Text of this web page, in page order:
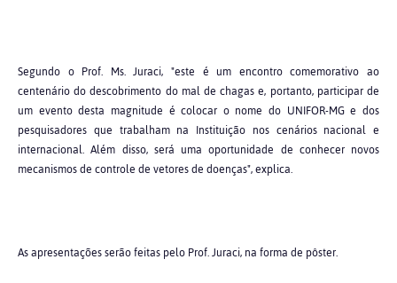
Segundo o Prof. Ms. Juraci, "este é um encontro comemorativo ao
centenário do descobrimento do mal de chagas e, portanto, participar de
um evento desta magnitude é colocar o nome do UNIFOR-MG e dos
pesquisadores que trabalham na Instituição nos cenários nacional e
internacional. Além disso, será uma oportunidade de conhecer novos
mecanismos de controle de vetores de doenças", explica.
As apresentações serão feitas pelo Prof. Juraci, na forma de pôster.